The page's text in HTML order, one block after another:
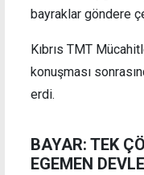
bayraklar göndere
Kıbrıs TMT
konuşması
erdi.
BAYAR: TEK
EGEMEN